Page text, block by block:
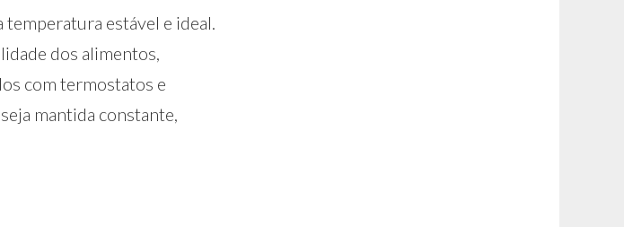
estável e ideal.
dos alimentos,
com termostatos e
mantida constante,